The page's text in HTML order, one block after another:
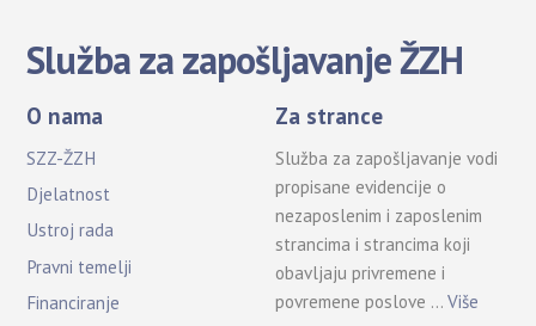
Služba za zapošljavanje ŽZH
O nama
SZZ-ŽZH
Djelatnost
Ustroj rada
Pravni temelji
Financiranje
Za strance
Služba za zapošljavanje vodi
propisane evidencije o
nezaposlenim i zaposlenim
strancima i strancima koji
obavljaju privremene i
povremene poslove …Više